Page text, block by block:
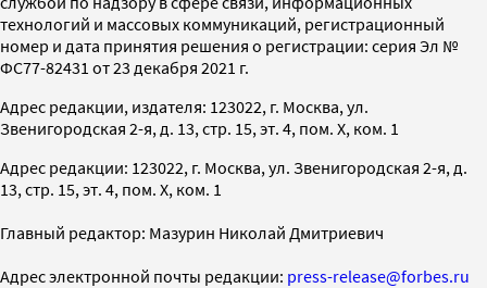
технологий и массовых коммуникаций, регистрационный
номер и дата принятия решения о регистрации: серия Эл №
ФС77-82431 от 23 декабря 2021 г.
Адрес редакции, издателя: 123022, г. Москва, ул.
Звенигородская 2-я, д. 13, стр. 15, эт. 4, пом. X, ком. 1
Адрес редакции: 123022, г. Москва, ул. Звенигородская 2-я, д.
13, стр. 15, эт. 4, пом. X, ком. 1
Главный редактор: Мазурин Николай Дмитриевич
Адрес электронной почты редакции: press-release@forbes.ru